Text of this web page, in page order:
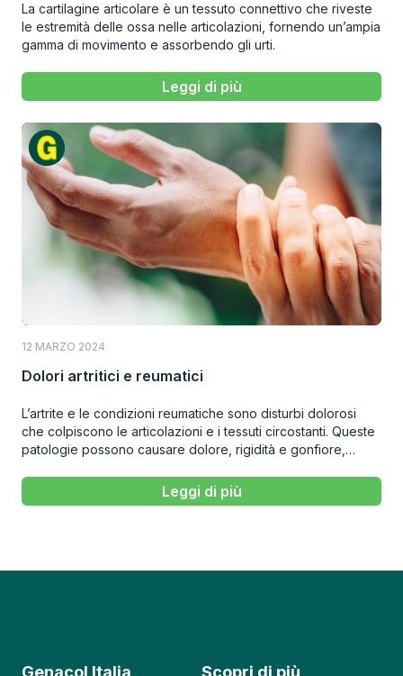
La cartilagine articolare è un tessuto connettivo che riveste
le estremità delle ossa nelle articolazioni, fornendo un’ampia
gamma di movimento e assorbendo gli urti.
Leggi di più
12 MARZO 2024
Dolori artritici e reumatici
L’artrite e le condizioni reumatiche sono disturbi dolorosi
che colpiscono le articolazioni e i tessuti circostanti. Queste
patologie possono causare dolore, rigidità e gonfiore,
dei pazienti.
Leggi di più
Genacol Italia Scopri di più